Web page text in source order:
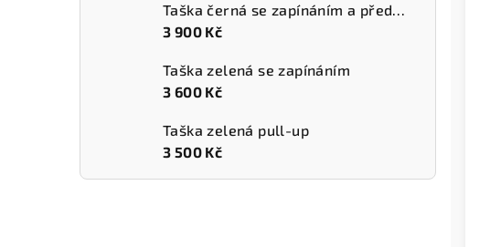
Taška černá se zapínáním a přední kapsou
3 900 Kč
Taška zelená se zapínáním
3 600 Kč
Taška zelená pull-up
3 500 Kč